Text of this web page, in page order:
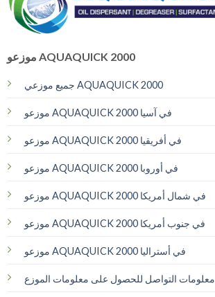
موزعو AQUAQUICK 2000
جميع موزعي AQUAQUICK 2000
موزعو AQUAQUICK 2000 في آسيا
موزعو AQUAQUICK 2000 في أفريقيا
موزعو AQUAQUICK 2000 في أوروبا
موزعو AQUAQUICK 2000 في شمال أمريكا
موزعو AQUAQUICK 2000 في جنوب أمريكا
موزعو AQUAQUICK 2000 في أستراليا
معلومات التواصل للحصول على معلومات الموزع